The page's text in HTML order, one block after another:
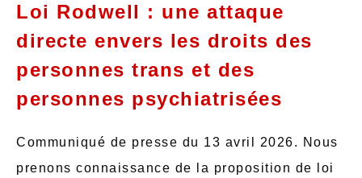
Loi Rodwell : une attaque
directe envers les droits des
personnes trans et des
personnes psychiatrisées
Communiqué de presse du 13 avril 2026. Nous
prenons connaissance de la proposition de loi